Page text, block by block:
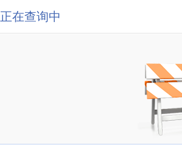
正在查询中